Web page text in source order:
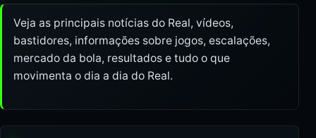
Veja as principais notícias do Real, vídeos,
bastidores, informações sobre jogos, escalações,
mercado da bola, resultados e tudo o que
movimenta o dia a dia do Real.